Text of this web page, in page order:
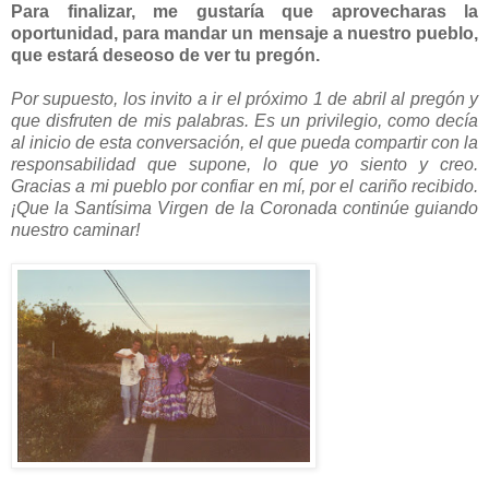
Para finalizar, me gustaría que aprovecharas la
oportunidad, para mandar un mensaje a nuestro pueblo,
que estará deseoso de ver tu pregón.
Por supuesto, los invito a ir el próximo 1 de abril al pregón y
que disfruten de mis palabras. Es un privilegio, como decía
al inicio de esta conversación, el que pueda compartir con la
responsabilidad que supone, lo que yo siento y creo.
Gracias a mi pueblo por confiar en mí, por el cariño recibido.
¡Que la Santísima Virgen de la Coronada continúe guiando
nuestro caminar!